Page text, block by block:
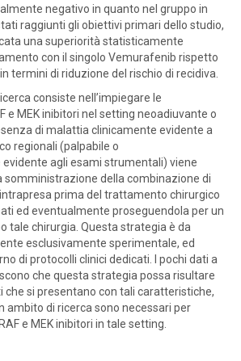
negativo in quanto nel gruppo in
raggiunti gli obiettivi primari dello studio,
una superiorità statisticamente
con il singolo Vemurafenib rispetto
termini di riduzione del rischio di recidiva.
consiste nell’impiegare le
e MEK inibitori nel setting neoadiuvante o
di malattia clinicamente evidente a
regionali (palpabile o
agli esami strumentali) viene
somministrazione della combinazione di
intrapresa prima del trattamento chirurgico
ed eventualmente proseguendola per un
tale chirurgia. Questa strategia è da
esclusivamente sperimentale, ed
di protocolli clinici dedicati. I pochi dati a
che questa strategia possa risultare
che si presentano con tali caratteristiche,
ambito di ricerca sono necessari per
e MEK inibitori in tale setting.